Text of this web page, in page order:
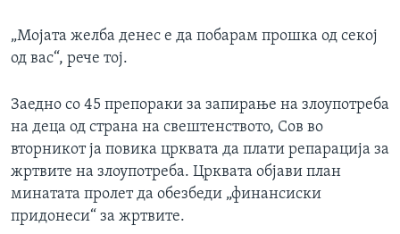
„Мојата желба денес е да побарам прошка од секој
од вас“, рече тој.
Заедно со 45 препораки за запирање на злоупотреба
на деца од страна на свештенството, Сов во
вторникот ја повика црквата да плати репарација за
жртвите на злоупотреба. Црквата објави план
минатата пролет да обезбеди „финансиски
придонеси“ за жртвите.